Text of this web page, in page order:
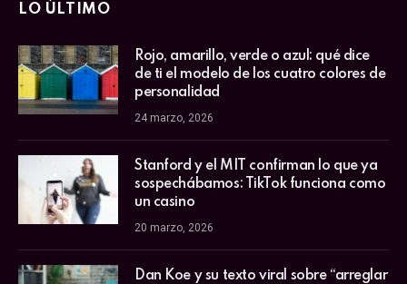
LO ÚLTIMO
Rojo, amarillo, verde o azul: qué dice
de ti el modelo de los cuatro colores de
personalidad
24 marzo, 2026
Stanford y el MIT confirman lo que ya
sospechábamos: TikTok funciona como
un casino
20 marzo, 2026
Dan Koe y su texto viral sobre “arreglar